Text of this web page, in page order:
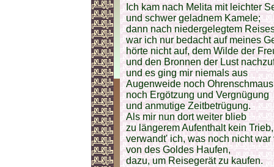
Ich kam nach Melita mit leichter
und schwer geladnem Kamele;
dann nach niedergelegtem
war ich nur bedacht auf meines
hörte nicht auf, dem Wilde der
und den Bronnen der Lust
und es ging mir niemals aus
Augenweide noch
noch Ergötzung und Vergnügung
und anmutige Zeitbetrügung.
Als mir nun dort weiter blieb
zu längerem Aufenthalt kein Trieb,
verwandt' ich, was noch nicht war
von des Goldes Haufen,
dazu, um Reisegerät zu kaufen.